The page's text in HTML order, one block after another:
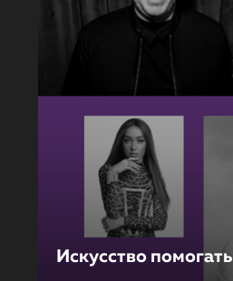
Искусство помогать